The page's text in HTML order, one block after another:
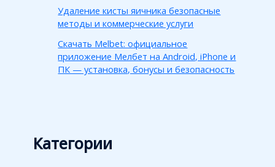
Удаление кисты яичника безопасные
методы и коммерческие услуги
Скачать Melbet: официальное
приложение Мелбет на Android, iPhone и
ПК — установка, бонусы и безопасность
Категории